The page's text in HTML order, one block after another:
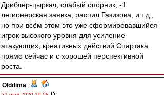
Дриблер-цыркач, слабый опорник, -1
легионерская заявка, распил Газизова, и т.д.,
но при всём этом это уже сформировавшийся
игрок высокого уровня для усиление
атакующих, креативных действий Спартака
прямо сейчас и с хорошей перспективной
роста.
Olddima -